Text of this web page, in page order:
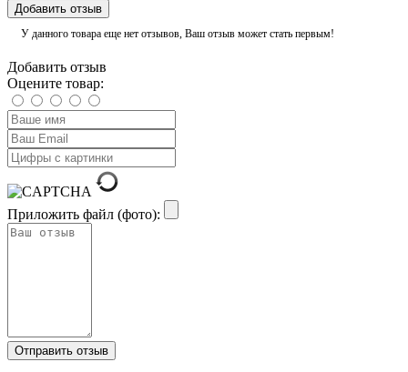
Добавить отзыв
У данного товара еще нет отзывов, Ваш отзыв может стать первым!
Добавить отзыв
Оцените товар:
Приложить файл (фото):